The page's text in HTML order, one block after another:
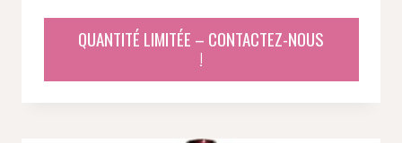
initial
était :
actuel
est :
QUANTITÉ LIMITÉE – CONTACTEZ-NOUS
!